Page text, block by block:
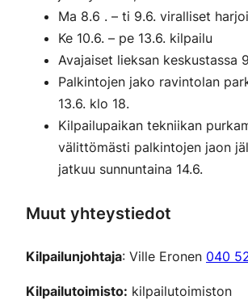
Ma 8.6 . – ti 9.6. viralliset
Ke 10.6. – pe 13.6. kilpailu
Avajaiset lieksan keskustassa
Palkintojen jako ravintolan
13.6. klo 18.
Kilpailupaikan tekniikan
välittömästi palkintojen jaon
jatkuu sunnuntaina 14.6.
Muut yhteystiedot
Kilpailunjohtaja: Ville Eronen 040
Kilpailutoimisto: kilpailutoimiston